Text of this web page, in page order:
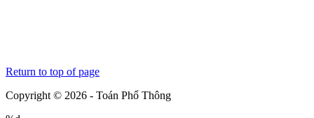
Return to top of page
Copyright © 2026 - Toán Phổ Thông